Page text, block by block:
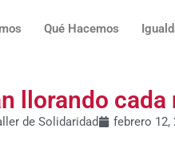
Qué Hacemos
llorando cada
de Solidaridad febrero 12,